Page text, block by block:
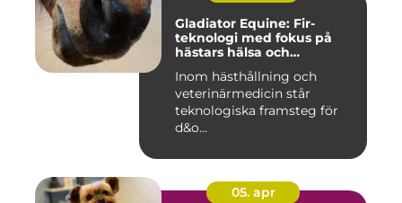
Gladiator Equine: Fir-
teknologi med fokus på
hästars hälsa och
Inom hästhållning och
veterinärmedicin står
teknologiska framsteg för
d&o...
05. apr